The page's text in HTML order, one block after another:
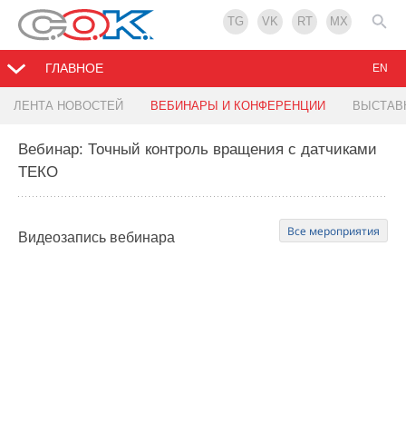
TG VK RT MX
ГЛАВНОЕ
ЛЕНТА НОВОСТЕЙ ВЕБИНАРЫ И КОНФЕРЕНЦИИ
EN
Вебинар: Точный контроль вращения с датчиками
ТЕКО
Все мероприятия
Видеозапись вебинара